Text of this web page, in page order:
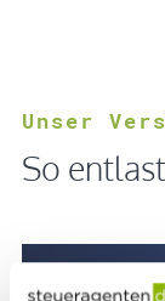
Unser
So
Wir